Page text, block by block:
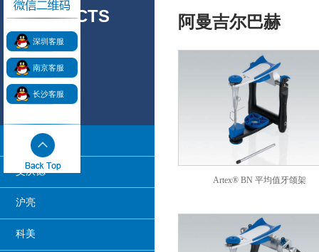
产品展示
PRODUCTS
阿曼吉尔巴赫
艾沃德
沪亮
科美
阿曼吉尔巴赫
Artex® BN 平均值牙颌架
深圳客服
南京客服
长沙客服